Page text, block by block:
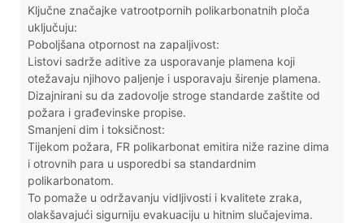
Ključne značajke vatrootpornih polikarbonatnih ploča
uključuju:
Poboljšana otpornost na zapaljivost:
Listovi sadrže aditive za usporavanje plamena koji
otežavaju njihovo paljenje i usporavaju širenje plamena.
Dizajnirani su da zadovolje stroge standarde zaštite od
požara i građevinske propise.
Smanjeni dim i toksičnost:
Tijekom požara, FR polikarbonat emitira niže razine dima
i otrovnih para u usporedbi sa standardnim
polikarbonatom.
To pomaže u održavanju vidljivosti i kvalitete zraka,
olakšavajući sigurniju evakuaciju u hitnim slučajevima.